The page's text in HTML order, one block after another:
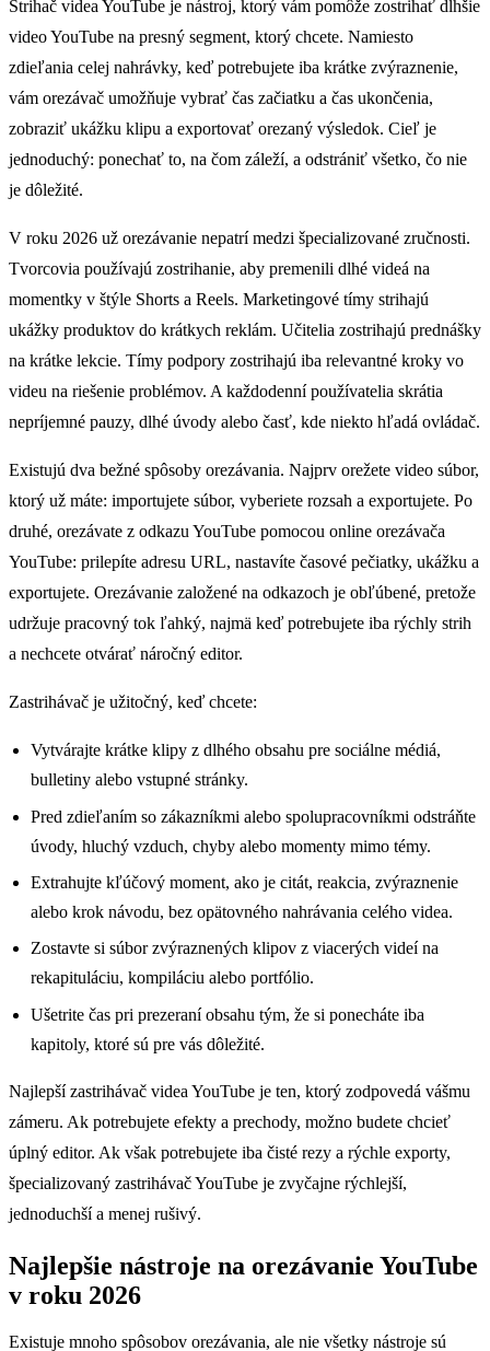
Strihač videa YouTube je nástroj, ktorý vám pomôže zostrihať dlhšie
video YouTube na presný segment, ktorý chcete. Namiesto
zdieľania celej nahrávky, keď potrebujete iba krátke zvýraznenie,
vám orezávač umožňuje vybrať čas začiatku a čas ukončenia,
zobraziť ukážku klipu a exportovať orezaný výsledok. Cieľ je
jednoduchý: ponechať to, na čom záleží, a odstrániť všetko, čo nie
je dôležité.
V roku 2026 už orezávanie nepatrí medzi špecializované zručnosti.
Tvorcovia používajú zostrihanie, aby premenili dlhé videá na
momentky v štýle Shorts a Reels. Marketingové tímy strihajú
ukážky produktov do krátkych reklám. Učitelia zostrihajú prednášky
na krátke lekcie. Tímy podpory zostrihajú iba relevantné kroky vo
videu na riešenie problémov. A každodenní používatelia skrátia
nepríjemné pauzy, dlhé úvody alebo časť, kde niekto hľadá ovládač.
Existujú dva bežné spôsoby orezávania. Najprv orežete video súbor,
ktorý už máte: importujete súbor, vyberiete rozsah a exportujete. Po
druhé, orezávate z odkazu YouTube pomocou online orezávača
YouTube: prilepíte adresu URL, nastavíte časové pečiatky, ukážku a
exportujete. Orezávanie založené na odkazoch je obľúbené, pretože
udržuje pracovný tok ľahký, najmä keď potrebujete iba rýchly strih
a nechcete otvárať náročný editor.
Zastrihávač je užitočný, keď chcete:
Vytvárajte krátke klipy z dlhého obsahu pre sociálne médiá,
bulletiny alebo vstupné stránky.
Pred zdieľaním so zákazníkmi alebo spolupracovníkmi odstráňte
úvody, hluchý vzduch, chyby alebo momenty mimo témy.
Extrahujte kľúčový moment, ako je citát, reakcia, zvýraznenie
alebo krok návodu, bez opätovného nahrávania celého videa.
Zostavte si súbor zvýraznených klipov z viacerých videí na
rekapituláciu, kompiláciu alebo portfólio.
Ušetrite čas pri prezeraní obsahu tým, že si ponecháte iba
kapitoly, ktoré sú pre vás dôležité.
Najlepší zastrihávač videa YouTube je ten, ktorý zodpovedá vášmu
zámeru. Ak potrebujete efekty a prechody, možno budete chcieť
úplný editor. Ak však potrebujete iba čisté rezy a rýchle exporty,
špecializovaný zastrihávač YouTube je zvyčajne rýchlejší,
jednoduchší a menej rušivý.
Najlepšie nástroje na orezávanie YouTube
v roku 2026
Existuje mnoho spôsobov orezávania, ale nie všetky nástroje sú